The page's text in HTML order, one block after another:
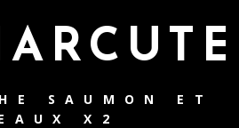
SAUMON ET
X2